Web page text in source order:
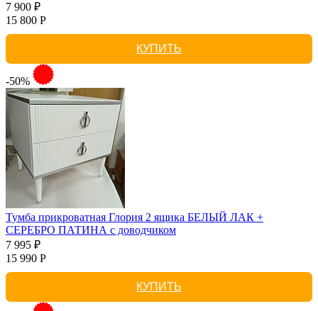
7 900 ₽
15 800 Р
КУПИТЬ
-50%
Тумба прикроватная Глория 2 ящика БЕЛЫЙ ЛАК +
СЕРЕБРО ПАТИНА с доводчиком
7 995 ₽
15 990 Р
КУПИТЬ